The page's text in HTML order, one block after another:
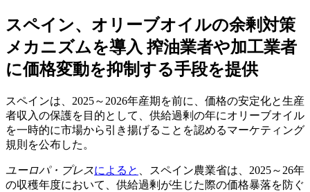
スペイン、オリーブオイルの余剰対策
メカニズムを導入 搾油業者や加工業者
に価格変動を抑制する手段を提供
スペインは、2025～2026年産期を前に、価格の安定化と生産
者収入の保護を目的として、供給過剰の年にオリーブオイル
を一時的に市場から引き揚げることを認めるマーケティング
規則を公布した。
ユーロパ・プレスによると
、スペイン農業省は、2025～26年
の収穫年度において、供給過剰が生じた際の価格暴落を防ぐ